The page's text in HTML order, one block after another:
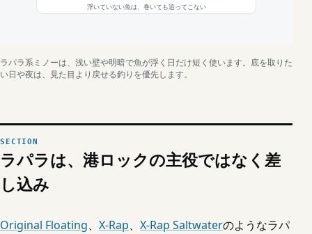
浮いていない魚は、巻いても追ってこない
ラパラ系ミノーは、浅い壁や明暗で魚が浮く日だけ短く使います。底を取りた
い日や夜は、見た目より戻せる釣りを優先します。
ラパラは、港ロックの主役ではなく差
し込み
Original Floating、 X-Rap、 X-Rap Saltwaterのようなラパ